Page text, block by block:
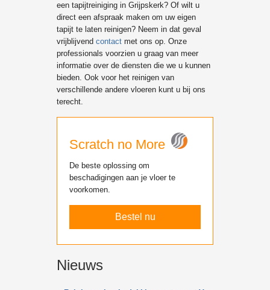
een tapijtreiniging in Grijpskerk? Of wilt u
direct een afspraak maken om uw eigen
tapijt te laten reinigen? Neem in dat geval
vrijblijvend contact met ons op. Onze
professionals voorzien u graag van meer
informatie over de diensten die we u kunnen
bieden. Ook voor het reinigen van
verschillende andere vloeren kunt u bij ons
terecht.
Scratch no More
De beste oplossing om
beschadigingen aan je vloer te
voorkomen.
Bestel nu
Nieuws